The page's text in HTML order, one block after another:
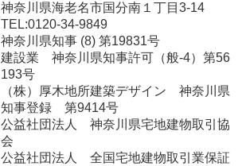
神奈川県海老名市国分南１丁目3-14
TEL:0120-34-9849
神奈川県知事 (8) 第19831号
建設業 神奈川県知事許可（般-4）第56
193号
（株）厚木地所建築デザイン 神奈川県
知事登録 第9414号
公益社団法人 神奈川県宅地建物取引協
会
公益社団法人 全国宅地建物取引業保証